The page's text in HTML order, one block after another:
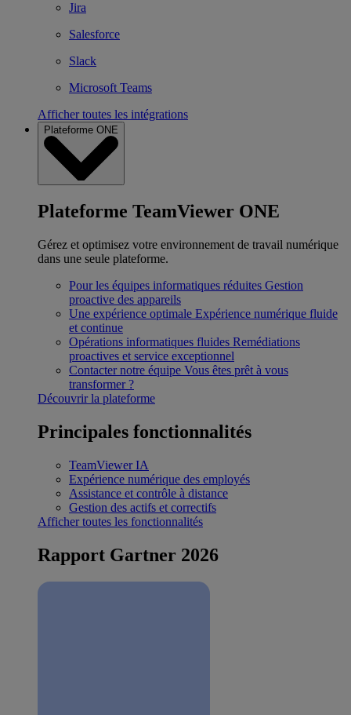
Jira
Salesforce
Slack
Microsoft Teams
Afficher toutes les intégrations
Plateforme ONE
Plateforme TeamViewer ONE
Gérez et optimisez votre environnement de travail numérique
dans une seule plateforme.
Pour les équipes informatiques réduites Gestion
proactive des appareils
Une expérience optimale Expérience numérique fluide
et continue
Opérations informatiques fluides Remédiations
proactives et service exceptionnel
Contacter notre équipe Vous êtes prêt à vous
transformer ?
Découvrir la plateforme
Principales fonctionnalités
TeamViewer IA
Expérience numérique des employés
Assistance et contrôle à distance
Gestion des actifs et correctifs
Afficher toutes les fonctionnalités
Rapport Gartner 2026